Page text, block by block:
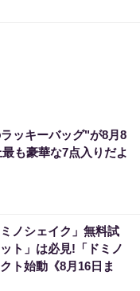
ッキーバッグ"が8月8
も豪華な7点入りだよ
ノシェイク」無料試
ト」は必見!「ドミノ
ト始動《8月16日ま